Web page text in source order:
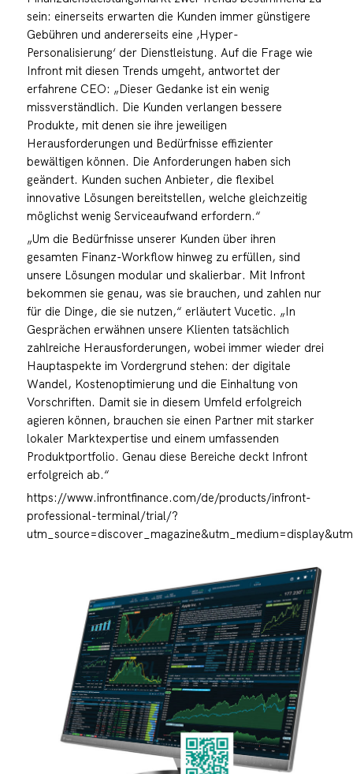
sein: einerseits erwarten die Kunden immer günstigere
Gebühren und andererseits eine ‚Hyper-
Personalisierung‘ der Dienstleistung. Auf die Frage wie
Infront mit diesen Trends umgeht, antwortet der
erfahrene CEO: „Dieser Gedanke ist ein wenig
missverständlich. Die Kunden verlangen bessere
Produkte, mit denen sie ihre jeweiligen
Herausforderungen und Bedürfnisse effizienter
bewältigen können. Die Anforderungen haben sich
geändert. Kunden suchen Anbieter, die flexibel
innovative Lösungen bereitstellen, welche gleichzeitig
möglichst wenig Serviceaufwand erfordern.“
„Um die Bedürfnisse unserer Kunden über ihren
gesamten Finanz-Workflow hinweg zu erfüllen, sind
unsere Lösungen modular und skalierbar. Mit Infront
bekommen sie genau, was sie brauchen, und zahlen nur
für die Dinge, die sie nutzen,“ erläutert Vucetic. „In
Gesprächen erwähnen unsere Klienten tatsächlich
zahlreiche Herausforderungen, wobei immer wieder drei
Hauptaspekte im Vordergrund stehen: der digitale
Wandel, Kostenoptimierung und die Einhaltung von
Vorschriften. Damit sie in diesem Umfeld erfolgreich
agieren können, brauchen sie einen Partner mit starker
lokaler Marktexpertise und einem umfassenden
Produktportfolio. Genau diese Bereiche deckt Infront
erfolgreich ab.“
https://www.infrontfinance.com/de/products/infront-
professional-terminal/trial/?